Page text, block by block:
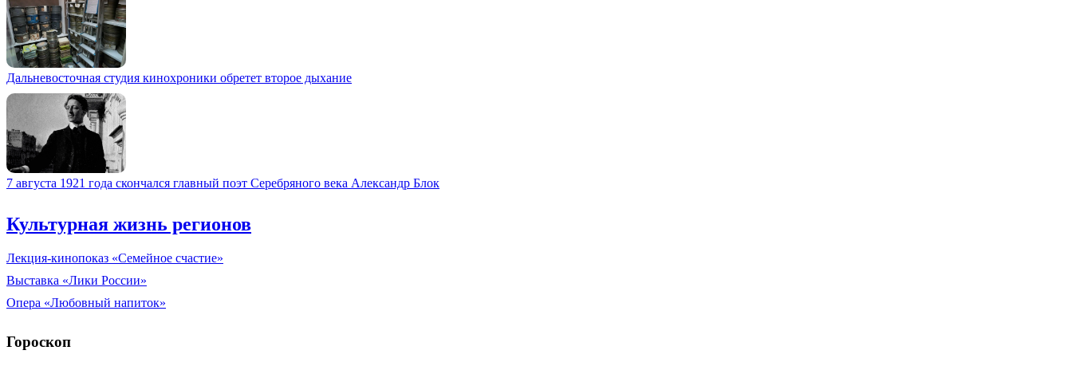
Дальневосточная студия кинохроники обретет второе дыхание
7 августа 1921 года скончался главный поэт Серебряного века Александр Блок
Культурная жизнь регионов
Лекция-кинопоказ «Семейное счастие»
Выставка «Лики России»
Опера «Любовный напиток»
Гороскоп